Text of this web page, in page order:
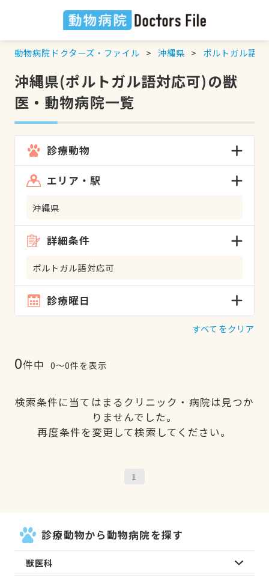
動物病院ドクターズ・ファイル 沖縄県 ポルトガル語対
沖縄県(ポルトガル語対応可)の獣
医・動物病院一覧
診療動物
エリア・駅
沖縄県
詳細条件
ポルトガル語対応可
診療曜日
すべてをクリア
0件中 0〜0件を表示
検索条件に当てはまるクリニック・病院は見つか
りませんでした。
再度条件を変更して検索してください。
1
診療動物から動物病院を探す
獣医科